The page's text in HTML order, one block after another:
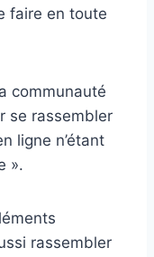
faire en toute
communauté
se rassembler
ligne n’étant
».
rassembler